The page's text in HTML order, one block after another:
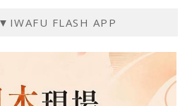
FLASH APP